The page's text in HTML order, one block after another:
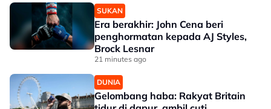
SUKAN
Era berakhir: John Cena beri
penghormatan kepada AJ Styles,
Brock Lesnar
21 minutes ago
DUNIA
Gelombang haba: Rakyat Britain